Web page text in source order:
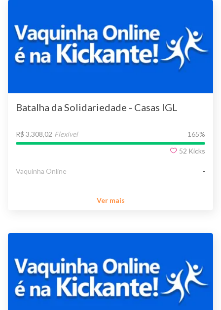
Batalha da Solidariedade - Casas IGL
R$ 3.308,02 Flexível 165%
52 Kicks
Vaquinha Online -
Ver mais